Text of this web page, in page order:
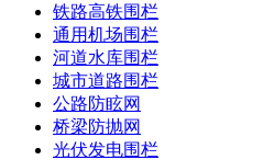
铁路高铁围栏
通用机场围栏
河道水库围栏
城市道路围栏
公路防眩网
桥梁防抛网
光伏发电围栏